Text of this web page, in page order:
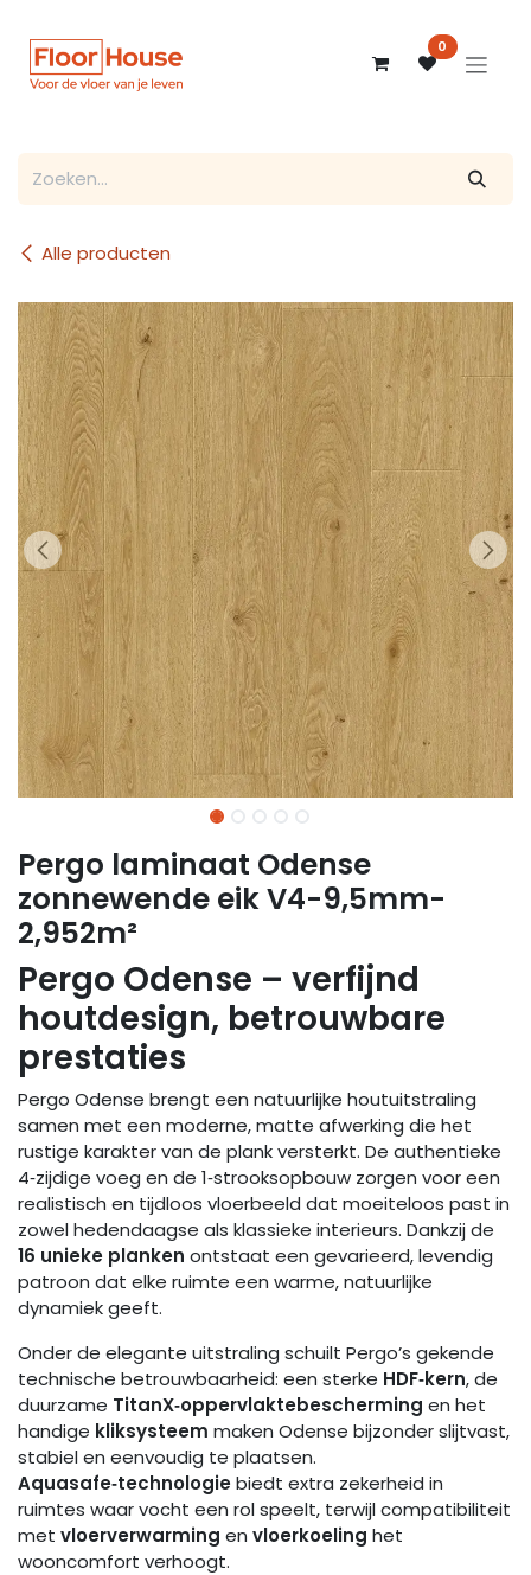
0
Alle producten
Pergo laminaat Odense
zonnewende eik V4-9,5mm-
2,952m²
Pergo Odense – verfijnd
houtdesign, betrouwbare
prestaties
Pergo Odense brengt een natuurlijke houtuitstraling
samen met een moderne, matte afwerking die het
rustige karakter van de plank versterkt. De authentieke
4‑zijdige voeg en de 1‑strooksopbouw zorgen voor een
realistisch en tijdloos vloerbeeld dat moeiteloos past in
zowel hedendaagse als klassieke interieurs. Dankzij de
16 unieke planken ontstaat een gevarieerd, levendig
patroon dat elke ruimte een warme, natuurlijke
dynamiek geeft.
Onder de elegante uitstraling schuilt Pergo’s gekende
technische betrouwbaarheid: een sterke HDF‑kern, de
duurzame TitanX‑oppervlaktebescherming en het
handige kliksysteem maken Odense bijzonder slijtvast,
stabiel en eenvoudig te plaatsen.
Aquasafe‑technologiebiedt extra zekerheid in
ruimtes waar vocht een rol speelt, terwijl compatibiliteit
met vloerverwarming en vloerkoeling het
wooncomfort verhoogt.